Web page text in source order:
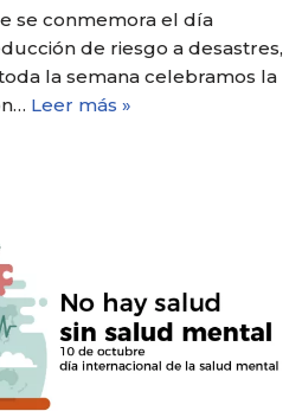
se conmemora el día
de riesgo a desastres,
la semana celebramos la
Leer más »